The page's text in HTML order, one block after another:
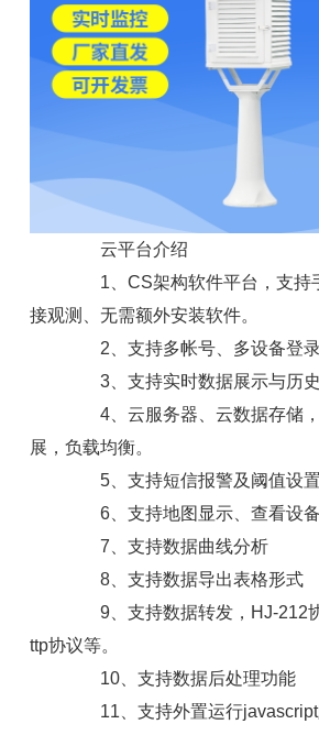
云平台介绍
1、CS架构软件平台，支持
接观测、无需额外安装软件。
2、支持多帐号、多设备登
3、支持实时数据展示与历史
4、云服务器、云数据存储，
展，负载均衡。
5、支持短信报警及阈值设置
6、支持地图显示、查看设备
7、支持数据曲线分析
8、支持数据导出表格形式
9、支持数据转发，HJ-212
ttp协议等。
10、支持数据后处理功能
11、支持外置运行javascript